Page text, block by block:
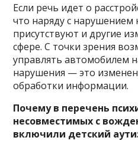
Если речь идет о
что наряду с нарушением
присутствуют и другие
сфере. С точки зрения
управлять автомобилем
нарушения — это
обработки информации.
Почему в перечень
несовместимых с
включили детский